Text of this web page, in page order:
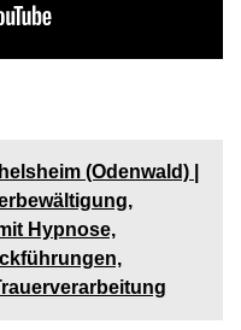
(Odenwald) |
Hypnose,